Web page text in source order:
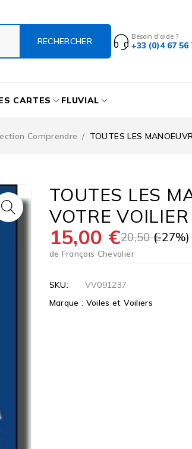
Besoin d'aide ?
+33 (0)4 67 56
CARTES FLUVIAL
Comprendre / TOUTES LES
TOUTES LES
VOTRE VOILIER
20,50€
15,00 € (-27%)
de François Chevalier
SKU:
VV091237
Marque : Voiles et Voiliers